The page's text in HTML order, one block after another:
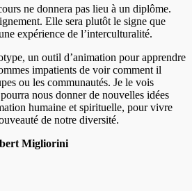
ne donnera pas lieu à un diplôme.
Elle sera plutôt le signe que
expérience de l’interculturalité.
un outil d’animation pour apprendre
impatients de voir comment il
ou les communautés. Je le vois
nous donner de nouvelles idées
humaine et spirituelle, pour vivre
de notre diversité.
Migliorini